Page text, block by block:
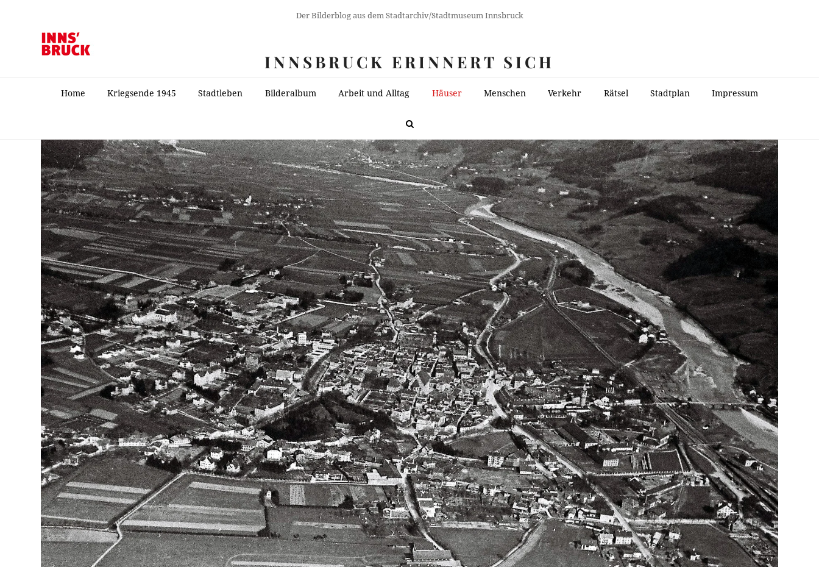
Der Bilderblog aus dem Stadtarchiv/Stadtmuseum Innsbruck
INNSBRUCK ERINNERT SICH
Home Kriegsende 1945 Stadtleben Bilderalbum Arbeit und Alltag Häuser Menschen Verkehr Rätsel Stadtplan Impressum